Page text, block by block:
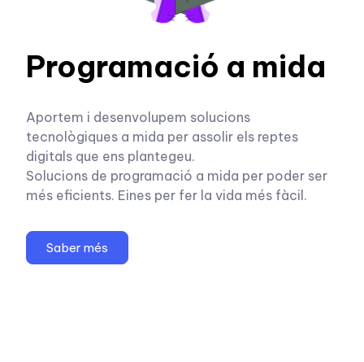
Programació a mida
Aportem i desenvolupem solucions
tecnològiques a mida per assolir els reptes
digitals que ens plantegeu.
Solucions de programació a mida per poder ser
més eficients. Eines per fer la vida més fàcil.
Saber més